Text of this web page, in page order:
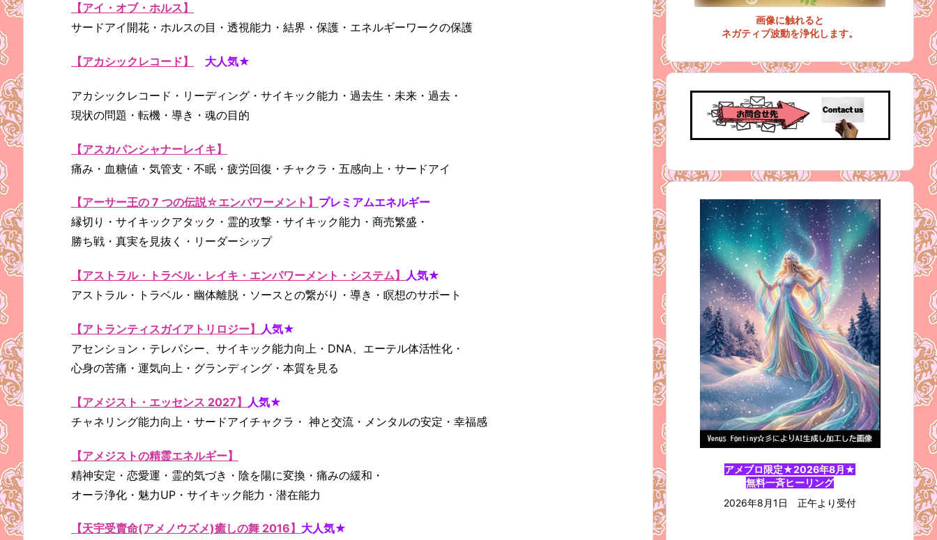
【アイ・オブ・ホルス】
サードアイ開花・ホルスの目・透視能力・結界・保護・エネルギーワークの保護
【アカシックレコード】 大人気★
アカシックレコード・リーディング・サイキック能力・過去生・未来・過去・
現状の問題・転機・導き・魂の目的
【アスカパンシャナーレイキ】
痛み・血糖値・気管支・不眠・疲労回復・チャクラ・五感向上・サードアイ
【アーサー王の 7 つの伝説☆エンパワーメント】 プレミアムエネルギー
縁切り・サイキックアタック・霊的攻撃・サイキック能力・商売繁盛・
勝ち戦・真実を見抜く・リーダーシップ
【アストラル・トラベル・レイキ・エンパワーメント・システム】 人気★
アストラル・トラベル・幽体離脱・ソースとの繋がり・導き・瞑想のサポート
【アトランティスガイアトリロジー】
人気★
アセンション・テレパシー、サイキック能力向上・DNA、エーテル体活性化・
心身の苦痛・運気向上・グランディング・本質を見る
【アメジスト・エッセンス 2027】
人気★
チャネリング能力向上・サードアイチャクラ・ 神と交流・メンタルの安定・幸福感
【アメジストの精霊エネルギー】
精神安定・恋愛運・霊的気づき・陰を陽に変換・痛みの緩和・
オーラ浄化・魅力UP・サイキック能力・潜在能力
【天宇受賣命(アメノウズメ)癒しの舞 2016】 大人気★
画像に触れると
ネガティブ波動を浄化します。
アメブロ限定★2026年8月★
無料一斉ヒーリング
2026年8月1日 正午より受付